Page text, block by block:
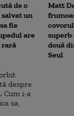
de o
salvat un
fie
are
rară
Matt
două
Seul